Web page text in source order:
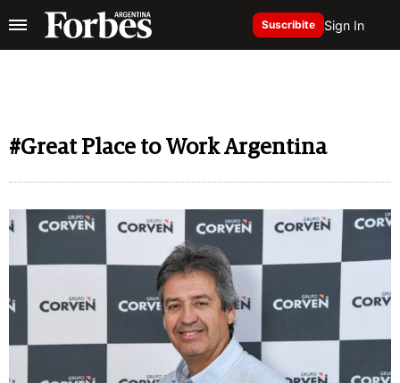
Suscribite Sign In
#Great Place to Work Argentina